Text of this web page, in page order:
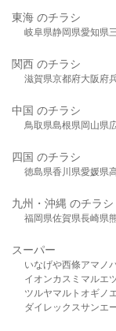
東海 のチラシ
岐阜県静岡県愛知県
関西 のチラシ
滋賀県京都府大阪府
中国 のチラシ
鳥取県島根県岡山県
四国 のチラシ
徳島県香川県愛媛県
九州・沖縄 のチラシ
福岡県佐賀県長崎県
スーパー
いなげや西條アマノ
イオンカスミ マルエ
ツルヤマルト オギノ
ダイレックスサンエ